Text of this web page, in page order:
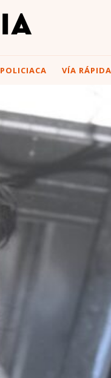
POLICIACA VÍA RÁPIDA